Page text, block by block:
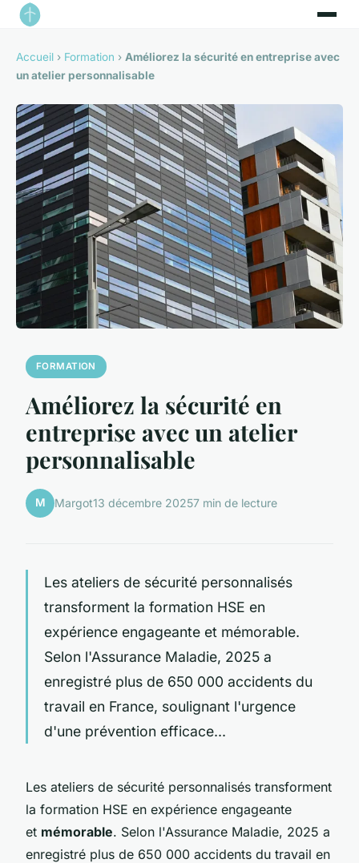
Accueil › Formation › Améliorez la sécurité en entreprise avec
un atelier personnalisable
FORMATION
Améliorez la sécurité en
entreprise avec un atelier
personnalisable
M Margot13 décembre 20257 min de lecture
Les ateliers de sécurité personnalisés
transforment la formation HSE en
expérience engageante et mémorable.
Selon l'Assurance Maladie, 2025 a
enregistré plus de 650 000 accidents du
travail en France, soulignant l'urgence
d'une prévention efficace...
Les ateliers de sécurité personnalisés transforment
la formation HSE en expérience engageante
et mémorable. Selon l'Assurance Maladie, 2025 a
enregistré plus de 650 000 accidents du travail en